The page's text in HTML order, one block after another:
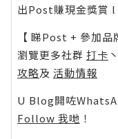
出Post賺現金獎賞 l
【 睇Post + 參加品
瀏覽更多社群 打卡 丶
攻略及 活動情報
U Blog開咗
Follow 我哋 ！